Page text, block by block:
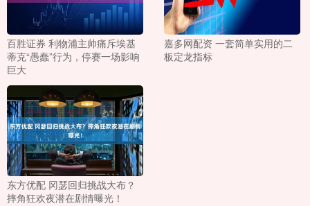
百胜证券 利物浦主帅痛斥埃基
蒂克“愚蠢”行为，停赛一场影响
巨大
嘉多网配资 一套简单实用的二
板定龙指标
东方优配 冈瑟回归挑战大布？
摔角狂欢夜潜在剧情曝光！